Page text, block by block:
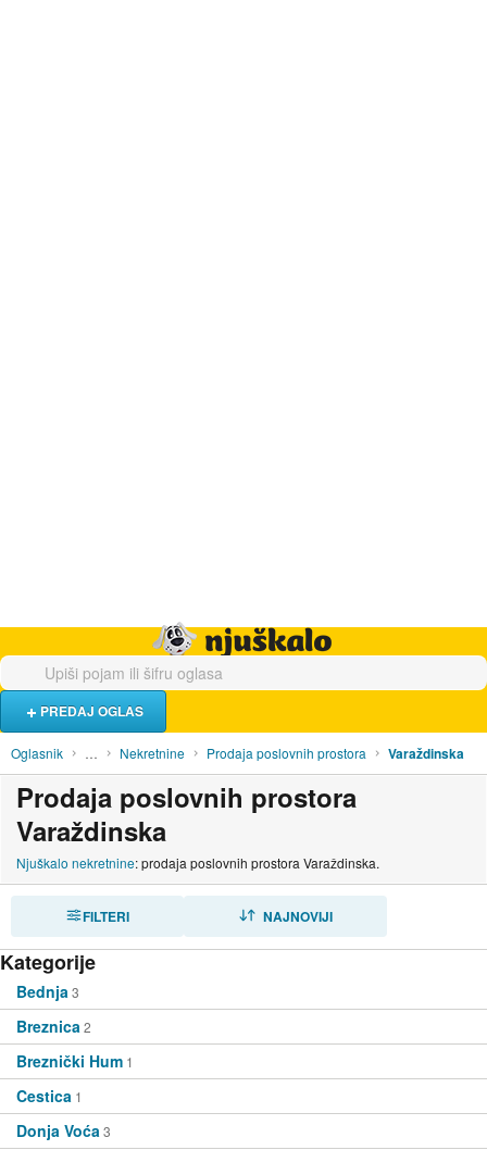
PREDAJ OGLAS
Oglasnik … Nekretnine Prodaja poslovnih prostora Varaždinska
Prodaja poslovnih prostora
Varaždinska
Njuškalo nekretnine: prodaja poslovnih prostora Varaždinska.
FILTERI NAJNOVIJI
Kategorije
Bednja 3
Breznica 2
Breznički Hum 1
Cestica 1
Donja Voća 3